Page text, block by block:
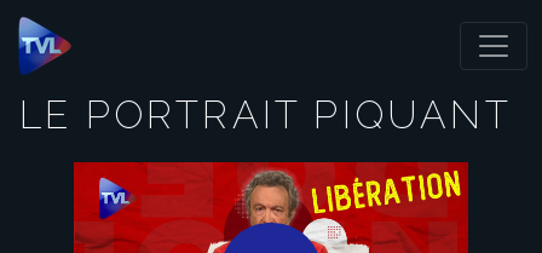
Panneau de gestion des cookies
LE PORTRAIT PIQUANT